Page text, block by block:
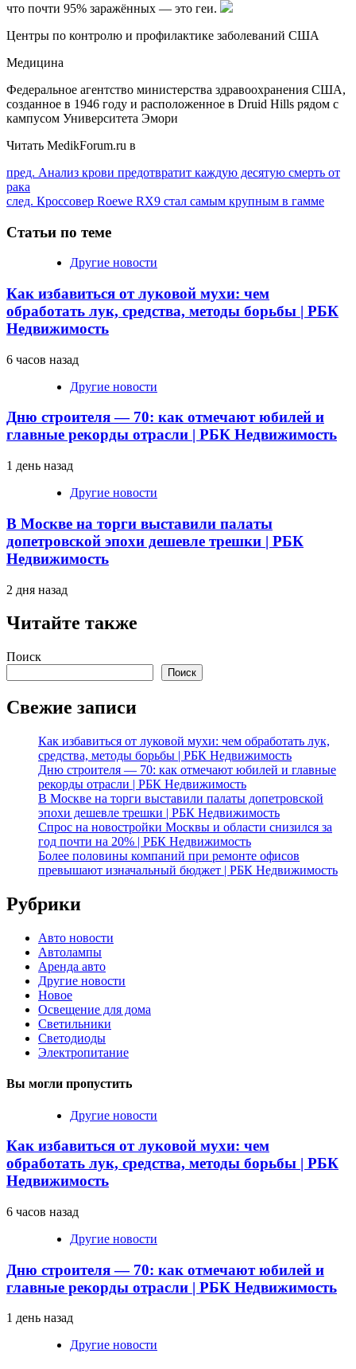
что почти 95% заражённых — это геи.
Центры по контролю и профилактике заболеваний США
Медицина
Федеральное агентство министерства здравоохранения США,
созданное в 1946 году и расположенное в Druid Hills рядом с
кампусом Университета Эмори
Читать MedikForum.ru в
Продолжить
чтение
пред. Анализ крови предотвратит каждую десятую смерть от
рака
след. Кроссовер Roewe RX9 стал самым крупным в гамме
Статьи по теме
Другие новости
Как избавиться от луковой мухи: чем
обработать лук, средства, методы борьбы | РБК
Недвижимость
6 часов назад
Другие новости
Дню строителя — 70: как отмечают юбилей и
главные рекорды отрасли | РБК Недвижимость
1 день назад
Другие новости
В Москве на торги выставили палаты
допетровской эпохи дешевле трешки | РБК
Недвижимость
2 дня назад
Читайте также
Поиск
Поиск
Свежие записи
Как избавиться от луковой мухи: чем обработать лук,
средства, методы борьбы | РБК Недвижимость
Дню строителя — 70: как отмечают юбилей и главные
рекорды отрасли | РБК Недвижимость
В Москве на торги выставили палаты допетровской
эпохи дешевле трешки | РБК Недвижимость
Спрос на новостройки Москвы и области снизился за
год почти на 20% | РБК Недвижимость
Более половины компаний при ремонте офисов
превышают изначальный бюджет | РБК Недвижимость
Рубрики
Авто новости
Автолампы
Аренда авто
Другие новости
Новое
Освещение для дома
Светильники
Светодиоды
Электропитание
Вы могли пропустить
Другие новости
Как избавиться от луковой мухи: чем
обработать лук, средства, методы борьбы | РБК
Недвижимость
6 часов назад
Другие новости
Дню строителя — 70: как отмечают юбилей и
главные рекорды отрасли | РБК Недвижимость
1 день назад
Другие новости